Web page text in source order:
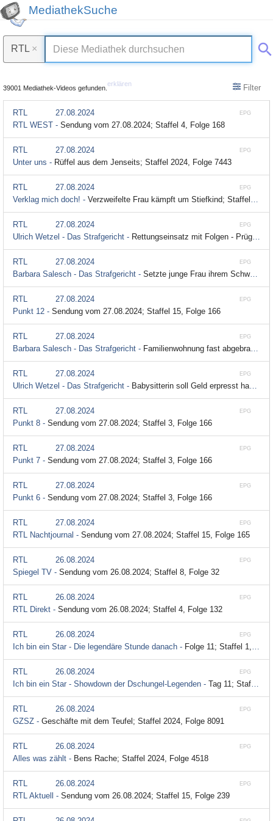
MediathekSuche
RTL ×
39001 Mediathek-Videos gefunden.
erklären Filter
EPG
RTL
27.08.2024
RTL WEST - Sendung vom 27.08.2024; Staffel 4, Folge 168
EPG
RTL
27.08.2024
Unter uns - Rüffel aus dem Jenseits; Staffel 2024, Folge 7443
EPG
RTL
27.08.2024
Verklag mich doch! - Verzweifelte Frau kämpft um Stiefkind; Staffel 2, Folge 91
EPG
RTL
27.08.2024
Ulrich Wetzel - Das Strafgericht - Rettungseinsatz mit Folgen - Prügelte Sanitäter einen Pöbler fast zu Tode?; Staffel 4, Folge 225
EPG
RTL
27.08.2024
Barbara Salesch - Das Strafgericht - Setzte junge Frau ihrem Schwarm Schwarze Witwe ins Auto?; Staffel 5, Folge 274
EPG
RTL
27.08.2024
Punkt 12 - Sendung vom 27.08.2024; Staffel 15, Folge 166
EPG
RTL
27.08.2024
Barbara Salesch - Das Strafgericht - Familienwohnung fast abgebrannt - Ging ein Schlagersternchen zu weit?; Staffel 3, Folge 18
EPG
RTL
27.08.2024
Ulrich Wetzel - Das Strafgericht - Babysitterin soll Geld erpresst haben; Staffel 3, Folge 37
EPG
RTL
27.08.2024
Punkt 8 - Sendung vom 27.08.2024; Staffel 3, Folge 166
EPG
RTL
27.08.2024
Punkt 7 - Sendung vom 27.08.2024; Staffel 3, Folge 166
EPG
RTL
27.08.2024
Punkt 6 - Sendung vom 27.08.2024; Staffel 3, Folge 166
EPG
RTL
27.08.2024
RTL Nachtjournal - Sendung vom 27.08.2024; Staffel 15, Folge 165
EPG
RTL
26.08.2024
Spiegel TV - Sendung vom 26.08.2024; Staffel 8, Folge 32
EPG
RTL
26.08.2024
RTL Direkt - Sendung vom 26.08.2024; Staffel 4, Folge 132
EPG
RTL
26.08.2024
Ich bin ein Star - Die legendäre Stunde danach - Folge 11; Staffel 1, Folge 11
EPG
RTL
26.08.2024
Ich bin ein Star - Showdown der Dschungel-Legenden - Tag 11; Staffel 1, Folge 11
EPG
RTL
26.08.2024
GZSZ - Geschäfte mit dem Teufel; Staffel 2024, Folge 8091
EPG
RTL
26.08.2024
Alles was zählt - Bens Rache; Staffel 2024, Folge 4518
EPG
RTL
26.08.2024
RTL Aktuell - Sendung vom 26.08.2024; Staffel 15, Folge 239